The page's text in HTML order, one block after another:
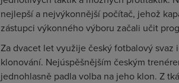
nejlepší a nejvýkonnější počítač, jehož
zástupci výkonného výboru začali učit
Za dvacet let využije český fotbalový
klonování. Nejúspěšnějším českým
jednohlasně padla volba na jeho klon. Z